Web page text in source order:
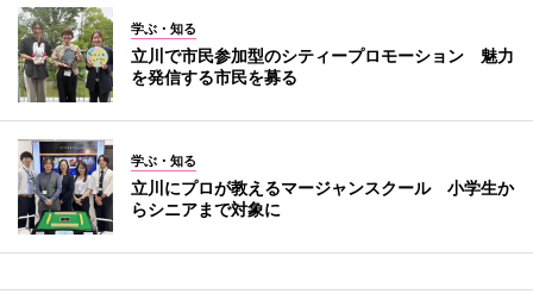
学ぶ・知る
立川で市民参加型のシティープロモーション 魅力
を発信する市民を募る
学ぶ・知る
立川にプロが教えるマージャンスクール 小学生か
らシニアまで対象に